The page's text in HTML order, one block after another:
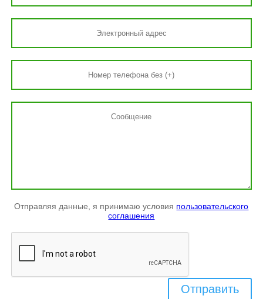
Отправляя данные, я принимаю условия пользовательского
соглашения
Отправить